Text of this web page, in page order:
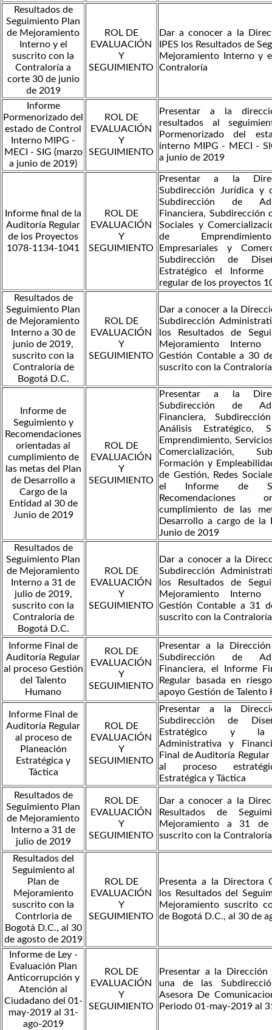
Resultados de
Seguimiento Plan
de Mejoramiento
Interno y el
suscrito con la
Contraloría a
corte 30 de junio
de 2019
ROL DE
EVALUACIÓN
Y
SEGUIMIENTO
Dar a conocer a la
IPES los Resultados de
Mejoramiento Interno y
Contraloría
Informe
Pormenorizado del
estado de Control
Interno MIPG -
MECI - SIG (marzo
a junio de 2019)
ROL DE
EVALUACIÓN
Y
SEGUIMIENTO
Presentar a la
resultados al
Pormenorizado del
interno MIPG - MECI -
a junio de 2019
Informe final de la
Auditoría Regular
de los Proyectos
1078-1134-1041
ROL DE
EVALUACIÓN
Y
SEGUIMIENTO
Presentar a la
Subdirección Jurídica y
Subdirección de
Financiera, Subdirección
Sociales y
de
Empresariales y
Subdirección de
Estratégico el
regular de los proyectos
Resultados de
Seguimiento Plan
de Mejoramiento
Interno a 30 de
junio de 2019,
suscrito con la
Contraloría de
Bogotá D.C.
ROL DE
EVALUACIÓN
Y
SEGUIMIENTO
Dar a conocer a la
Subdirección
los Resultados de
Mejoramiento
Gestión Contable a 30
suscrito con la
Informe de
Seguimiento y
Recomendaciones
orientadas al
cumplimiento de
las metas del Plan
de Desarrollo a
Cargo de la
Entidad al 30 de
Junio de 2019
ROL DE
EVALUACIÓN
Y
SEGUIMIENTO
Presentar a la
Subdirección de
Financiera,
Análisis Estratégico,
Emprendimiento,
Comercialización,
Formación y
de Gestión, Redes
el Informe de
Recomendaciones
cumplimiento de las
Desarrollo a cargo de la
Junio de 2019
Resultados de
Seguimiento Plan
de Mejoramiento
Interno a 31 de
julio de 2019,
suscrito con la
Contraloría de
Bogotá D.C.
ROL DE
EVALUACIÓN
Y
SEGUIMIENTO
Dar a conocer a la
Subdirección
los Resultados de
Mejoramiento
Gestión Contable a 31
suscrito con la
Informe Final de
Auditoría Regular
al proceso Gestión
del Talento
Humano
ROL DE
EVALUACIÓN
Y
SEGUIMIENTO
Presentar a la
Subdirección de
Financiera, el Informe
Regular basada en
apoyo Gestión de Talento
Informe Final de
Auditoría Regular
al proceso de
Planeación
Estratégica y
Táctica
ROL DE
EVALUACIÓN
Y
SEGUIMIENTO
Presentar a la
Subdirección de
Estratégico y la
Administrativa y
Final de Auditoría
al proceso
Estratégica y Táctica
Resultados de
Seguimiento Plan
de Mejoramiento
Interno a 31 de
julio de 2019
ROL DE
EVALUACIÓN
Y
SEGUIMIENTO
Dar a conocer a la
Resultados de
Mejoramiento a 31
suscrito con la
Resultados del
Seguimiento al
Plan de
Mejoramiento
suscrito con la
Contrloria de
Bogotá D.C., al 30
de agosto de 2019
ROL DE
EVALUACIÓN
Y
SEGUIMIENTO
Presenta a la Directora
los Resultados del
Mejoramiento suscrito
de Bogotá D.C., al 30 de
Informe de Ley -
Evaluación Plan
Anticorrupción y
Atención al
Ciudadano del 01-
may-2019 al 31-
ago-2019
ROL DE
EVALUACIÓN
Y
SEGUIMIENTO
Presentar a la Dirección
una de las
Asesora De
Periodo 01-may-2019 al